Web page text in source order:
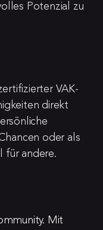
Potenzial zu
VAK-
direkt
oder als
für andere.
Mit